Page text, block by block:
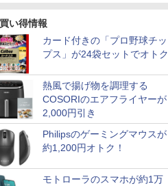
い得情報
カード付きの「プロ野球チッ
プス」が24袋セットでオトク
熱風で揚げ物を調理する
COSORIのエアフライヤーが
2,000円引き
Philipsのゲーミングマウスが
約1,200円オトク！
モトローラのスマホが約1万